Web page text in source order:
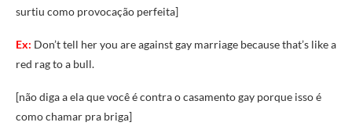
surtiu como provocação perfeita]
Ex: Don’t tell her you are against gay marriage because that’s like a
red rag to a bull.
[não diga a ela que você é contra o casamento gay porque isso é
como chamar pra briga]